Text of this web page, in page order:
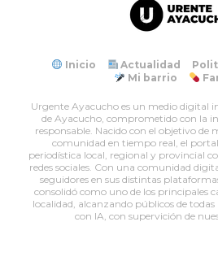
Inicio Actualidad
Mi barrio
Urgente Ayacucho es un medio digital
de Ayacucho, comprometido con la
responsable. Nacido con el objetivo
comunidad en tiempo real, el
periodística local, regional y provincial
redes sociales. Con una comunidad
seguidores en sus distintas
consolidó como uno de los principales
localidad, alcanzando públicos de todas
con IA, con supervición de